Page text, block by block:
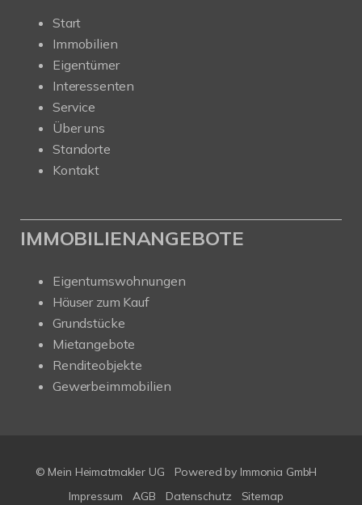
Start
Immobilien
Eigentümer
Interessenten
Service
Über uns
Standorte
Kontakt
IMMOBILIENANGEBOTE
Eigentumswohnungen
Häuser zum Kauf
Grundstücke
Mietangebote
Renditeobjekte
Gewerbeimmobilien
© Mein Heimatmakler UG
Powered by Immonia GmbH
Impressum
AGB Datenschutz Sitemap